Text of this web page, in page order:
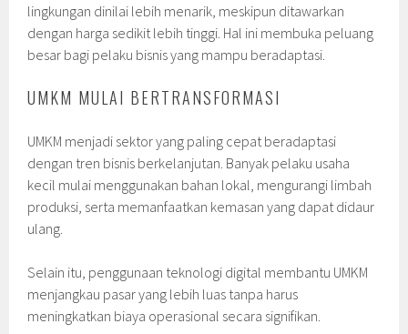
lingkungan dinilai lebih menarik, meskipun ditawarkan
dengan harga sedikit lebih tinggi. Hal ini membuka peluang
besar bagi pelaku bisnis yang mampu beradaptasi.
UMKM MULAI BERTRANSFORMASI
UMKM menjadi sektor yang paling cepat beradaptasi
dengan tren bisnis berkelanjutan. Banyak pelaku usaha
kecil mulai menggunakan bahan lokal, mengurangi limbah
produksi, serta memanfaatkan kemasan yang dapat didaur
ulang.
Selain itu, penggunaan teknologi digital membantu UMKM
menjangkau pasar yang lebih luas tanpa harus
meningkatkan biaya operasional secara signifikan.